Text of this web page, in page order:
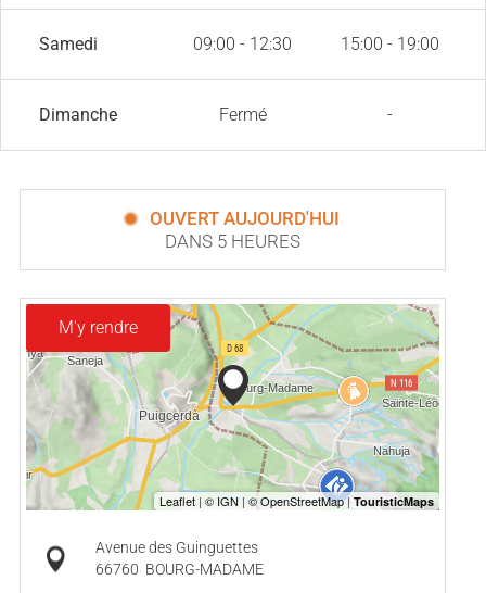
Samedi 09:00 - 12:30 15:00 - 19:00
Dimanche Fermé -
OUVERT AUJOURD'HUI
DANS 5 HEURES
M'y rendre
Avenue des Guinguettes
66760 BOURG-MADAME